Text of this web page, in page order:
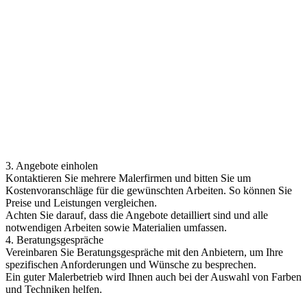
3. Angebote einholen
Kontaktieren Sie mehrere Malerfirmen und bitten Sie um
Kostenvoranschläge für die gewünschten Arbeiten. So können Sie
Preise und Leistungen vergleichen.
Achten Sie darauf, dass die Angebote detailliert sind und alle
notwendigen Arbeiten sowie Materialien umfassen.
4. Beratungsgespräche
Vereinbaren Sie Beratungsgespräche mit den Anbietern, um Ihre
spezifischen Anforderungen und Wünsche zu besprechen.
Ein guter Malerbetrieb wird Ihnen auch bei der Auswahl von Farben
und Techniken helfen.